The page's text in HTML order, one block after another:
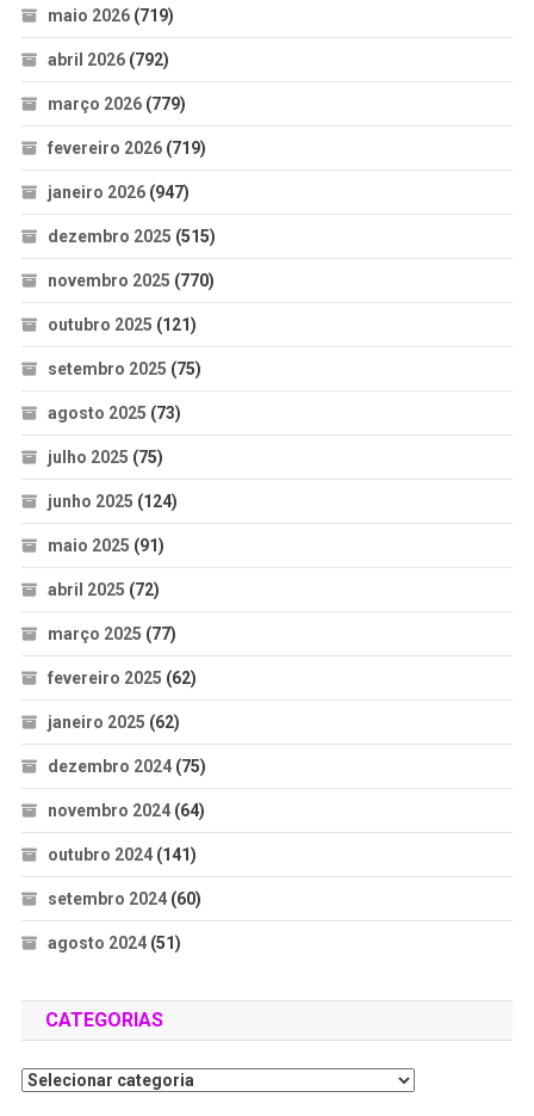
maio 2026(719)
abril 2026(792)
março 2026(779)
fevereiro 2026(719)
janeiro 2026(947)
dezembro 2025 (515)
novembro 2025 (770)
outubro 2025 (121)
setembro 2025 (75)
agosto 2025 (73)
julho 2025 (75)
junho 2025 (124)
maio 2025 (91)
abril 2025 (72)
março 2025 (77)
fevereiro 2025 (62)
janeiro 2025 (62)
dezembro 2024(75)
novembro 2024(64)
outubro 2024(141)
setembro 2024(60)
agosto 2024(51)
CATEGORIAS